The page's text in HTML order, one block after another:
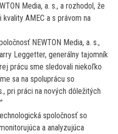
Media, a. s., a rozhodol, že
AMEC a s právom na
NEWTON Media, a. s.,
Leggetter, generálny tajomník
prácu sme sledovali niekoľko
sa na spoluprácu so
pri práci na nových dôležitých
spoločnosť so
a analyzujúca